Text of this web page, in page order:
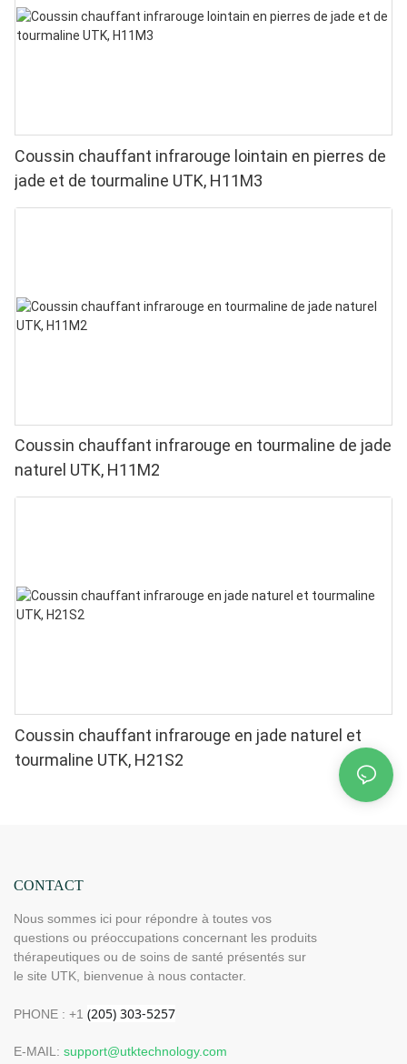
Coussin chauffant infrarouge lointain en pierres de
jade et de tourmaline UTK, H11M3
Coussin chauffant infrarouge en tourmaline de jade
naturel UTK, H11M2
Coussin chauffant infrarouge en jade naturel et
tourmaline UTK, H21S2
CONTACT
Nous sommes ici pour répondre à toutes vos
questions ou préoccupations concernant les produits
thérapeutiques ou de soins de santé présentés sur
le site UTK, bienvenue à nous contacter.
PHONE : +1
E-MAIL: support@utktechnology.com